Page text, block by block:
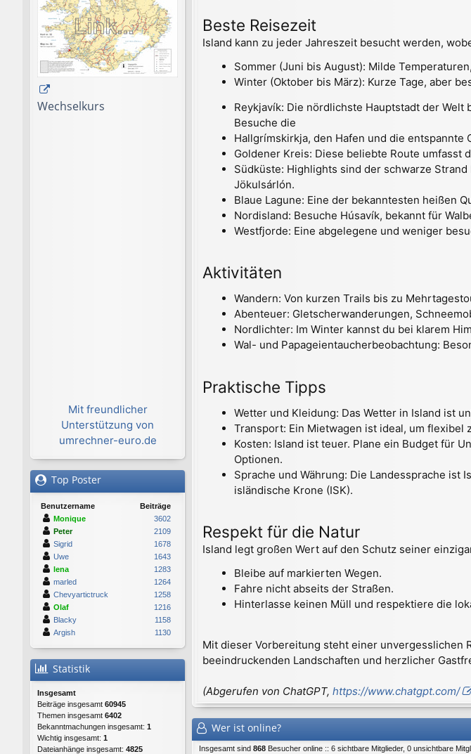
Beste Reisezeit
Island kann zu jeder Jahreszeit besucht werden,
Sommer (Juni bis August): Milde
Winter (Oktober bis März): Kurze Tage, aber
Reykjavík: Die nördlichste Hauptstadt der
Besuche die
Hallgrímskirkja, den Hafen und die entspannte
Goldener Kreis: Diese beliebte Route umfasst
Südküste: Highlights sind der schwarze
Jökulsárlón.
Blaue Lagune: Eine der bekanntesten heißen
Nordisland: Besuche Húsavík, bekannt für
Westfjorde: Eine abgelegene und weniger
Aktivitäten
Wandern: Von kurzen Trails bis zu
Abenteuer: Gletscherwanderungen,
Nordlichter: Im Winter kannst du bei klarem
Wal- und Papageientaucherbeobachtung:
Praktische Tipps
Wetter und Kleidung: Das Wetter in Island ist
Transport: Ein Mietwagen ist ideal, um
Kosten: Island ist teuer. Plane ein Budget für
Optionen.
Sprache und Währung: Die Landessprache
isländische Krone (ISK).
Respekt für die Natur
Island legt großen Wert auf den Schutz seiner
Bleibe auf markierten Wegen.
Fahre nicht abseits der Straßen.
Hinterlasse keinen Müll und respektiere die
Mit dieser Vorbereitung steht einer unvergesslichen
beeindruckenden Landschaften und herzlicher
(Abgerufen von ChatGPT, https://www.chatgpt.com/
Wer ist online?
Insgesamt sind 868 Besucher online :: 6 sichtbare Mitglieder, 0 unsichtbare
Wechselkurs
Mit freundlicher
Unterstützung von
umrechner-euro.de
Top Poster
Benutzername
Beiträge
Monique
3602
Peter
2109
Sigrid
1678
Uwe
1643
lena
1283
marled
1264
Chevyartictruck
1258
Olaf
1216
Blacky
1158
Argish
1130
Statistik
Insgesamt
Beiträge insgesamt 60945
Themen insgesamt 6402
Bekanntmachungen insgesamt: 1
Wichtig insgesamt: 1
Dateianhänge insgesamt: 4825